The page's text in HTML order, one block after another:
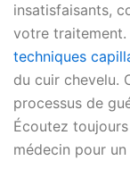
insatisfaisants,
votre traitement.
techniques
du cuir chevelu.
processus de
Écoutez
médecin pour